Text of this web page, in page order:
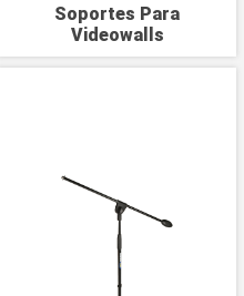
Soportes Para
Videowalls